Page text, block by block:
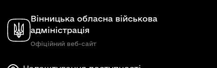
Вінницька обласна військова
адміністрація
Офіційний веб-сайт